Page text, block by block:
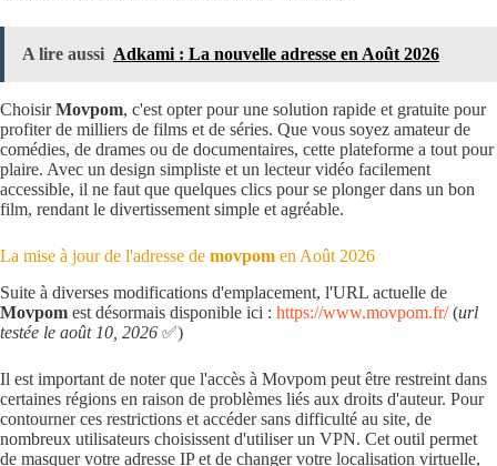
A lire aussi Adkami : La nouvelle adresse en Août 2026
ChoisirMovpom, c'est opter pour une solution rapide et gratuite pour
profiter de milliers de films et de séries. Que vous soyez amateur de
comédies, de drames ou de documentaires, cette plateforme a tout pour
plaire. Avec un design simpliste et un lecteur vidéo facilement
accessible, il ne faut que quelques clics pour se plonger dans un bon
film, rendant le divertissement simple et agréable.
La mise à jour de l'adresse de movpom en Août 2026
Suite à diverses modifications d'emplacement, l'URL actuelle de
Movpom est désormais disponible ici : https://www.movpom.fr/(url
testée le août 10, 2026 ✅)
Il est important de noter que l'accès à Movpom peut être restreint dans
certaines régions en raison de problèmes liés aux droits d'auteur. Pour
contourner ces restrictions et accéder sans difficulté au site, de
nombreux utilisateurs choisissent d'utiliser un VPN. Cet outil permet
de masquer votre adresse IP et de changer votre localisation virtuelle,